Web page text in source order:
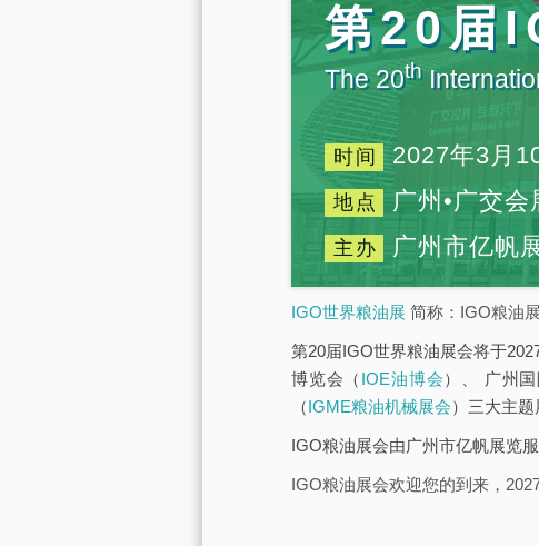
第20届
The 20th
时间 2027年3月
地点 广州•广交会
主办 广州市亿帆
IGO世界粮油展 简称：IGO粮油
第20届IGO世界粮油展会将于
博览会（ IOE油博会）、 广州
（IGME粮油机械展会）三大主题
IGO粮油展会由广州市亿帆展览
IGO粮油展会欢迎您的到来，